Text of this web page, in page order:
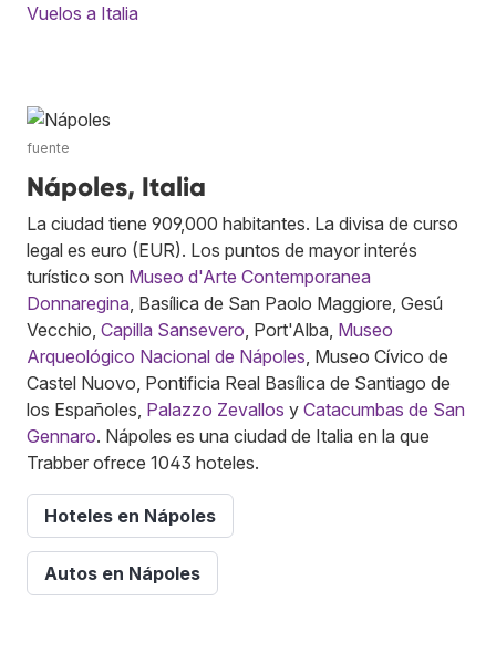
Vuelos a Italia
fuente
Nápoles, Italia
La ciudad tiene 909,000 habitantes. La divisa de curso
legal es euro (EUR). Los puntos de mayor interés
turístico son Museo d'Arte Contemporanea
Donnaregina , Basílica de San Paolo Maggiore, Gesú
Vecchio, Capilla Sansevero , Port'Alba, Museo
Arqueológico Nacional de Nápoles , Museo Cívico de
Castel Nuovo, Pontificia Real Basílica de Santiago de
los Españoles, Palazzo Zevallos y Catacumbas de San
Gennaro. Nápoles es una ciudad de Italia en la que
Trabber ofrece 1043 hoteles.
Hoteles en Nápoles
Autos en Nápoles